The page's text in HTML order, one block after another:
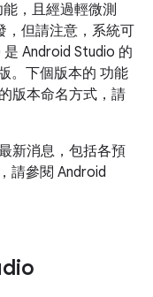
，且經過輕微測
，但請注意，系統可
Android Studio 的
。下個版本的 功能
版本命名方式，請
新消息，包括各預
請參閱 Android